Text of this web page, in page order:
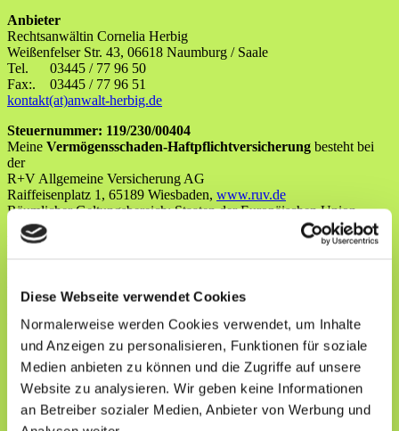
Diese Webseite verwendet Cookies
Normalerweise werden Cookies verwendet, um Inhalte
und Anzeigen zu personalisieren, Funktionen für soziale
Medien anbieten zu können und die Zugriffe auf unsere
Website zu analysieren. Wir geben keine Informationen
an Betreiber sozialer Medien, Anbieter von Werbung und
Anbieter
Rechtsanwältin Cornelia Herbig
Weißenfelser Str. 43, 06618 Naumburg / Saale
Tel. 03445 / 77 96 50
Fax:. 03445 / 77 96 51
kontakt(at)anwalt-herbig.de
Steuernummer: 119/230/00404
Meine Vermögensschaden-Haftpflichtversicherung besteht bei
der
R+V Allgemeine Versicherung AG
Raiffeisenplatz 1, 65189 Wiesbaden, www.ruv.de
Räumlicher Geltungsbereich: Staaten der Europäischen Union.
Berufsbezeichnung und berufsrechtliche Regelungen:
verliehen.
Die maßgeblichen berufsrechtlichen Regelungen sind
Bundesrechtsanwaltsordnung (BRAO)
Berufsordnung für Rechtsanwälte (BORA)
Fachanwaltsordnung (FAO)
Rechtsanwaltsvergütungsgesetz (RVG)
Berufsregelungen der Rechtsanwälte der Europäischen Union